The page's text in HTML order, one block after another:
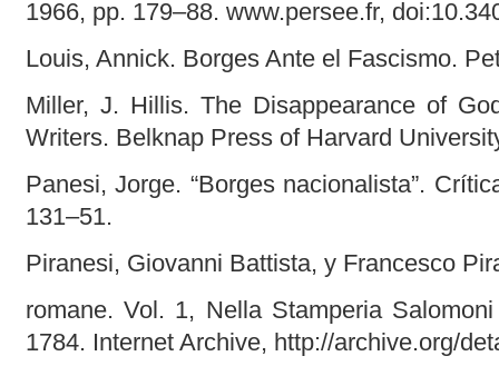
1966, pp. 179–88. www.persee.fr,
Louis, Annick. Borges Ante el Fascismo.
Miller, J. Hillis. The Disappearance of
Writers. Belknap Press of Harvard
Panesi, Jorge. “Borges nacionalista”.
131–51.
Piranesi, Giovanni Battista, y Francesco
romane. Vol. 1, Nella Stamperia
1784. Internet Archive, http://archive.org/